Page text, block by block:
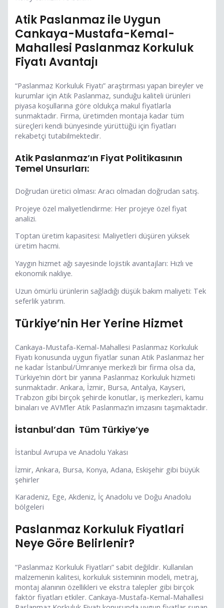
Atik Paslanmaz ile Uygun
Cankaya-Mustafa-Kemal-
Mahallesi Paslanmaz Korkuluk
Fiyatı Avantajı
“Paslanmaz Korkuluk Fiyatı” araştırması yapan bireyler ve
kurumlar için Atik Paslanmaz, sunduğu kaliteli ürünleri
piyasa koşullarına göre oldukça makul fiyatlarla
sunmaktadır. Firma, üretimden montaja kadar tüm
süreçleri kendi bünyesinde yürüttüğü için fiyatları
rekabetçi tutabilmektedir.
Atik Paslanmaz’ın Fiyat Politikasının
Temel Unsurları:
Doğrudan üretici olması: Aracı olmadan doğrudan satış.
Projeye özel maliyetlendirme: Her projeye özel fiyat
analizi.
Toptan üretim kapasitesi: Maliyetleri düşüren yüksek
üretim hacmi.
Yaygın hizmet ağı sayesinde lojistik avantajları: Hızlı ve
ekonomik nakliye.
Uzun ömürlü ürünlerin sağladığı düşük bakım maliyeti: Tek
seferlik yatırım.
Türkiye’nin Her Yerine Hizmet
Cankaya-Mustafa-Kemal-Mahallesi Paslanmaz Korkuluk
Fiyatı konusunda uygun fiyatlar sunan Atik Paslanmaz her
ne kadar İstanbul/Ümraniye merkezli bir firma olsa da,
Türkiye’nin dört bir yanına Paslanmaz Korkuluk hizmeti
sunmaktadır. Ankara, İzmir, Bursa, Antalya, Kayseri,
Trabzon gibi birçok şehirde konutlar, iş merkezleri, kamu
binaları ve AVM’ler Atik Paslanmaz’ın imzasını taşımaktadır.
İstanbul’dan Tüm Türkiye’ye
İstanbul Avrupa ve Anadolu Yakası
İzmir, Ankara, Bursa, Konya, Adana, Eskişehir gibi büyük
şehirler
Karadeniz, Ege, Akdeniz, İç Anadolu ve Doğu Anadolu
bölgeleri
Paslanmaz Korkuluk Fiyatlari
Neye Göre Belirlenir?
“Paslanmaz Korkuluk Fiyatları” sabit değildir. Kullanılan
malzemenin kalitesi, korkuluk sisteminin modeli, metraj,
montaj alanının özellikleri ve ekstra talepler gibi birçok
faktör fiyatları etkiler. Cankaya-Mustafa-Kemal-Mahallesi